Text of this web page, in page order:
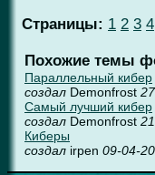
Страницы: 1 2 3 4
Похожие темы
Параллельный кибер
создал Demonfrost
Самый лучший кибер
создал Demonfrost
Киберы
создал irpen 09-04-